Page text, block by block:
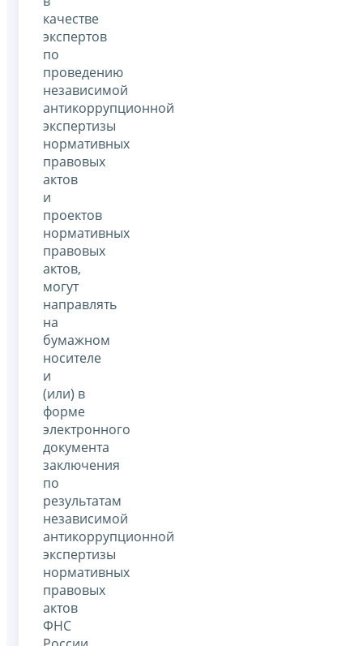
качестве
экспертов
по
проведению
независимой
антикоррупционной
экспертизы
нормативных
правовых
актов
и
проектов
нормативных
правовых
актов,
могут
направлять
на
бумажном
носителе
и
(или) в
форме
электронного
документа
заключения
по
результатам
независимой
антикоррупционной
экспертизы
нормативных
правовых
актов
ФНС